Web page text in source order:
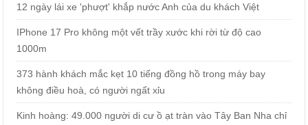
12 ngày lái xe 'phượt' khắp nước Anh của du khách Việt
IPhone 17 Pro không một vết trầy xước khi rời từ độ cao
1000m
373 hành khách mắc kẹt 10 tiếng đồng hồ trong máy bay
không điều hoà, có người ngất xỉu
Kinh hoàng: 49.000 người di cư ồ ạt tràn vào Tây Ban Nha chỉ